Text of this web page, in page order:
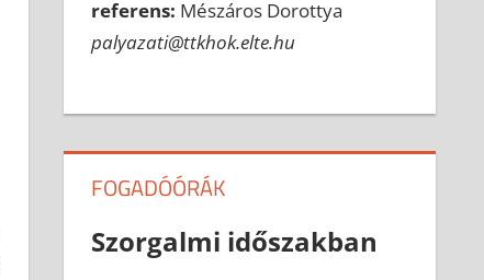
referens: Mészáros Dorottya
palyazati@ttkhok.elte.hu
FOGADÓÓRÁK
Szorgalmi időszakban